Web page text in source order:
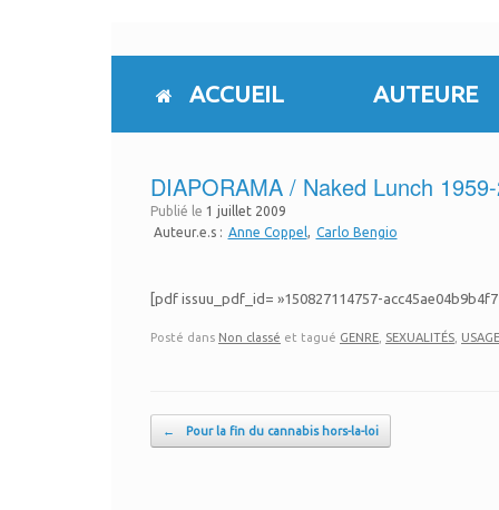
to
ACCUEIL AUTEURE
DIAPORAMA / Naked Lunch
Publié le 1 juillet 2009
Auteur.e.s : Anne Coppel Carlo Bengio
[pdf issuu_pdf_id= »150827114757-
Posté dans Non classé et tagué GENRE SEXUALITÉS
Post navigation
← Pour la fin du cannabis hors-la-loi